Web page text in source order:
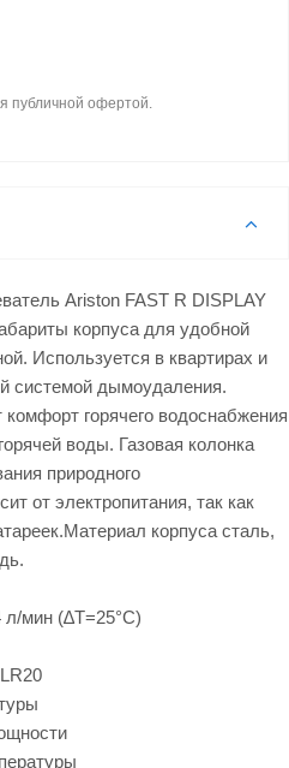
публичной офертой.
Ariston FAST R DISPLAY
корпуса для удобной
Используется в квартирах и
системой дымоудаления.
горячего водоснабжения
воды. Газовая колонка
природного
от электропитания, так как
корпуса сталь,
л/мин (∆Т=25°С)